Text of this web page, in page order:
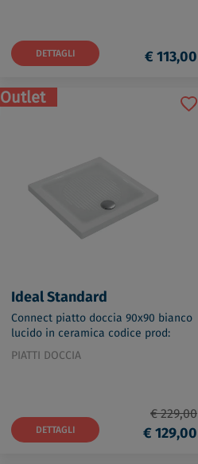
DETTAGLI € 113,00
Outlet
Ideal Standard
Connect piatto doccia 90x90 bianco
lucido in ceramica codice prod:
T266201
PIATTI DOCCIA
DETTAGLI
€ 229,00
€ 129,00